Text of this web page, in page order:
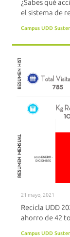
¿Sabes qué
el sistema de
Campus UDD
21 mayo, 2021
Recicla UDD
ahorro de 42
Campus UDD